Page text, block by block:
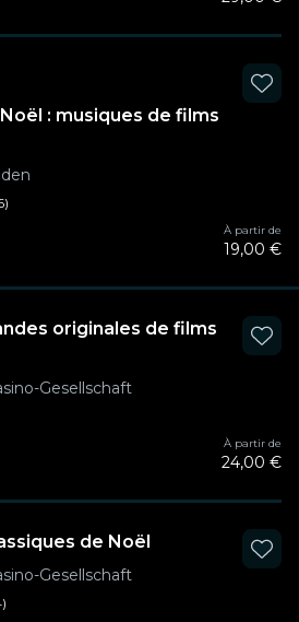
: musiques de films
À partir de
19,00 €
originales de films
Gesellschaft
À partir de
24,00 €
de Noël
Gesellschaft